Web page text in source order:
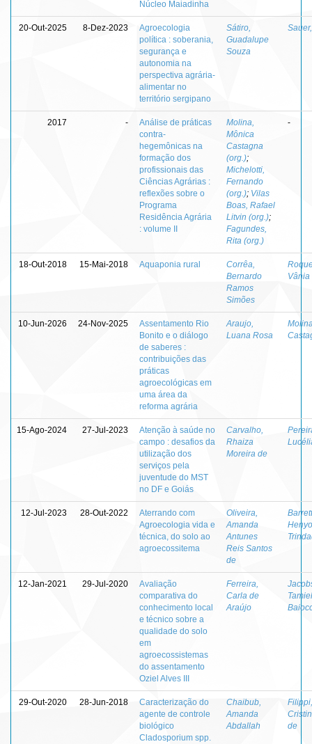
Núcleo Maiadinha
20-Out-2025 8-Dez-2023
Agroecologia
política : soberania,
segurança e
autonomia na
perspectiva agrária-
alimentar no
território sergipano
Sátiro,
Guadalupe
Souza
2017 -
Análise de práticas
contra-
hegemônicas na
formação dos
profissionais das
Ciências Agrárias :
reflexões sobre o
Programa
Residência Agrária
: volume II
Molina,
Mônica
Castagna
(org.);
Michelotti,
Fernando
(org.); Vilas
Boas, Rafael
Litvin (org.);
Fagundes,
Rita (org.)
-
18-Out-2018 15-Mai-2018 Aquaponia rural
Corrêa,
Bernardo
Ramos
Simões
Vânia
10-Jun-2026 24-Nov-2025
Assentamento Rio
Bonito e o diálogo
de saberes :
contribuições das
práticas
agroecológicas em
uma área da
reforma agrária
Araujo,
Luana Rosa
15-Ago-2024 27-Jul-2023
Atenção à saúde no
campo : desafios da
utilização dos
serviços pela
juventude do MST
no DF e Goiás
Carvalho,
Rhaiza
Moreira de
12-Jul-2023 28-Out-2022
Aterrando com
Agroecologia vida e
técnica, do solo ao
agroecossitema
Oliveira,
Amanda
Antunes
Reis Santos
de
Henyo
12-Jan-2021 29-Jul-2020
Avaliação
comparativa do
conhecimento local
e técnico sobre a
qualidade do solo
em
agroecossistemas
do assentamento
Oziel Alves III
Ferreira,
Carla de
Araújo
29-Out-2020 28-Jun-2018
Caracterização do
agente de controle
biológico
Cladosporium spp.
Chaibub,
Amanda
Abdallah
de